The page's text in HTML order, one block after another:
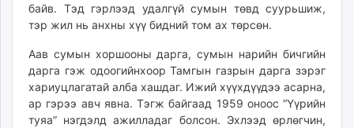
байв. Тэд гэрлээд удалгүй сумын төвд суурьшиж,
тэр жил нь анхны хүү бидний том ах төрсөн.
Аав сумын хоршооны дарга, сумын нарийн бичгийн
дарга гэж одоогийнхоор Тамгын газрын дарга зэрэг
хариуцлагатай алба хашдаг. Ижий хүүхдүүдээ асарна,
ар гэрээ авч явна. Тэгж байгаад 1959 оноос “Үүрийн
туяа” нэгдэлд ажилладаг болсон. Эхлээд өрлөгчин,